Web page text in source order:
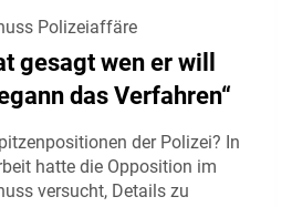
Polizeiaffäre
gesagt wen er will
das Verfahren“
der Polizei? In
hatte die Opposition im
versucht, Details zu